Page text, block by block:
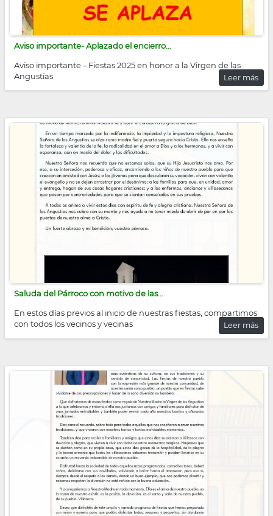
Aviso importante- Aplazado el encierro...
Aviso importante – Fiestas 2025 en honor a la Virgen de las
Angustias
Leer más
Saluda del Párroco con motivo de las...
En estos días previos al inicio de nuestras fiestas, compartimos
con todos los vecinos y vecinas
Leer más